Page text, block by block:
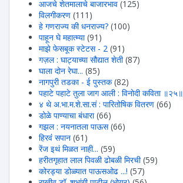
आजचे शेतमालाचे बाजारभाव (125)
विलगीकरण (111)
हे गणराज्य की धनराज्य? (100)
पाहून घे महात्म्या (91)
माझे फेसबूक स्टेटस - 2 (91)
गज़ल : घाट्याच्या सौद्यात शेती (87)
घाला दोन रेघा... (85)
नागपुरी तडका - ई पुस्तक (82)
पहाटे पहाटे तुला जाग आली : विनोदी कविता ॥२५॥
४ थे अ.भा.म.शे.सा.सं : पारितोषिक वितरण (66)
डोळे पाण्याचा बंधारा (66)
गझल : नयनातला पाऊस (66)
हिरवंं सपान (61)
रेंज इथं मिळत नाही... (59)
हरीतगृहात लाल पिवळी ढोबळी मिरची (59)
कोरड्या डोळ्यात पाऊसओढ ...! (57)